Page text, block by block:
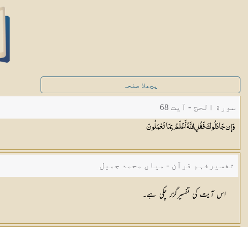
پچھلا صفحہ
سورة الحج - آیت 68
وَإِن جَادَلُوكَ فَقُلِ اللَّهُ أَعْلَمُ بِمَاتَعْمَلُونَ
تفسیرفہم قرآن - میاں محمد جمیل
اس آیت کی تفسیرگزر چکی ہے۔